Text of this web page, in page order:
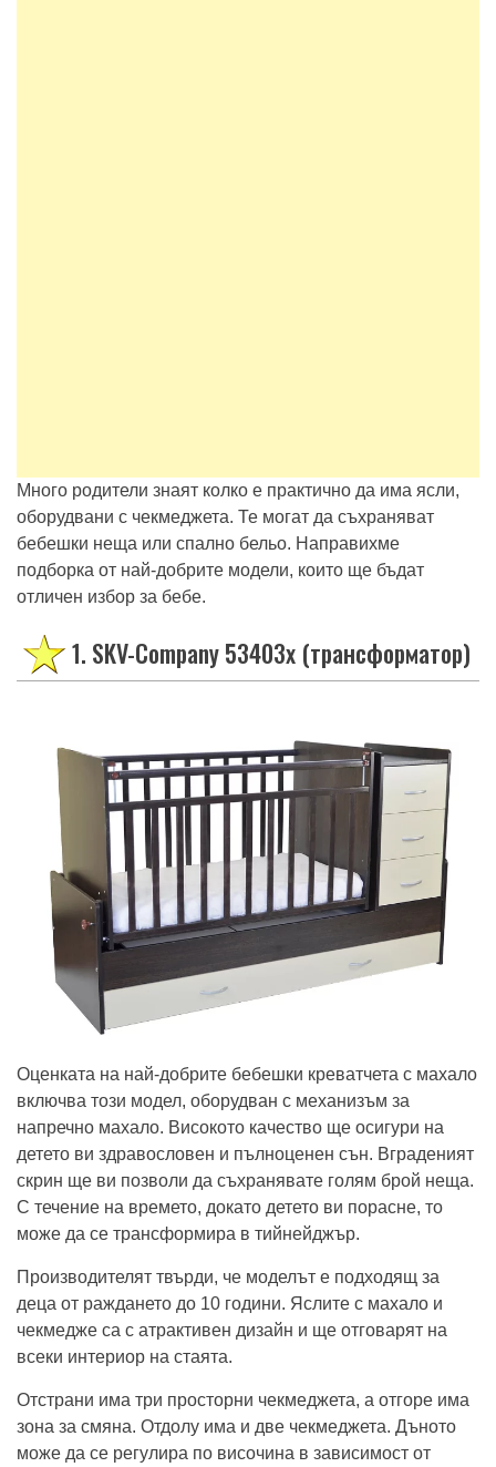
Много родители знаят колко е практично да има ясли,
оборудвани с чекмеджета. Те могат да съхраняват
бебешки неща или спално бельо. Направихме
подборка от най-добрите модели, които ще бъдат
отличен избор за бебе.
1. SKV-Company 53403x (трансформатор)
Оценката на най-добрите бебешки креватчета с махало
включва този модел, оборудван с механизъм за
напречно махало. Високото качество ще осигури на
детето ви здравословен и пълноценен сън. Вграденият
скрин ще ви позволи да съхранявате голям брой неща.
С течение на времето, докато детето ви порасне, то
може да се трансформира в тийнейджър.
Производителят твърди, че моделът е подходящ за
деца от раждането до 10 години. Яслите с махало и
чекмедже са с атрактивен дизайн и ще отговарят на
всеки интериор на стаята.
Отстрани има три просторни чекмеджета, а отгоре има
зона за смяна. Отдолу има и две чекмеджета. Дъното
може да се регулира по височина в зависимост от